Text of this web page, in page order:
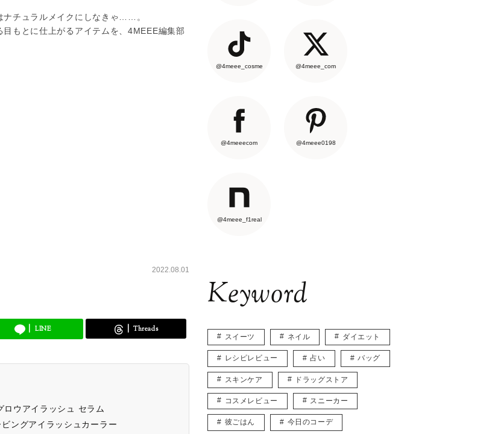
ナチュラルメイクにしなきゃ……。
もとに仕上がるアイテムを、4MEEE編集部
2022.08.01
LINE Threads
ウアイラッシュ セラム
ングアイラッシュカーラー
@4meee_cosme @4meee_com
@4meeecom @4meee0198
@4meee_f1real
Keyword
スイーツ ネイル ダイエット
レシピレビュー 占い バッグ
スキンケア ドラッグストア
コスメレビュー スニーカー
彼ごはん 今日のコーデ